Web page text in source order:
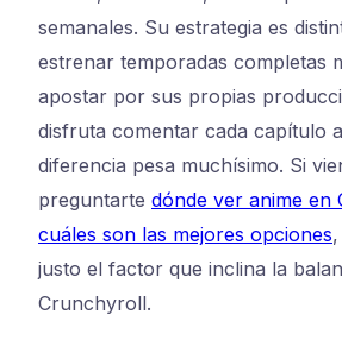
semanales. Su estrategia es
estrenar temporadas completas
apostar por sus propias
disfruta comentar cada capítulo
diferencia pesa muchísimo. Si
preguntarte dónde ver anime en
cuáles son las mejores opciones
justo el factor que inclina la
Crunchyroll.